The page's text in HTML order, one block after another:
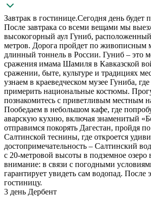
Завтрак в гостинице.Сегодня день будет
После завтрака со всеми вещами мы
высокогорный аул Гуниб,
метров. Дорога пройдет по живописным
длинный тоннель в России. Гуниб – это
сражения имама Шамиля в Кавказской
сражении, быте, культуре и традициях
узнаем в краеведческом музее Гуниба,
примерить национальные костюмы.
познакомитесь с приветливым местным
Пообедаем в небольшом кафе, где
аварскую кухню, включая знаменитый
отправимся покорять Дагестан, пройдя
Салтинской теснины, где откроется
достопримечательность – Салтинский
с 20-метровой высоты в подземное озеро
внимание: в связи с погодными
гарантирует увидеть сам водопад. После
гостиницу.
3 день Дербент